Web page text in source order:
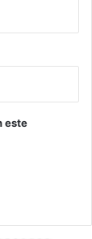
este